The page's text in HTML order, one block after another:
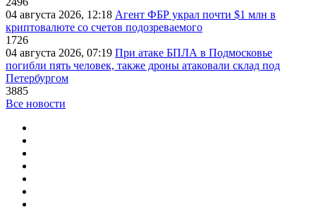
04 августа 2026, 12:18 Агент ФБР украл почти $1 млн в
криптовалюте со счетов подозреваемого
1726
04 августа 2026, 07:19 При атаке БПЛА в Подмосковье
погибли пять человек, также дроны атаковали склад под
Петербургом
3885
Все новости